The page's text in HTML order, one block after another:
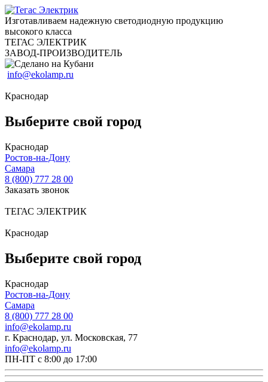
Изготавливаем надежную светодиодную продукцию
высокого класса
ТЕГАС ЭЛЕКТРИК
ЗАВОД-ПРОИЗВОДИТЕЛЬ
info@ekolamp.ru
Краснодар
Выберите свой город
Краснодар
Ростов-на-Дону
Самара
8 (800) 777 28 00
Заказать звонок
ТЕГАС ЭЛЕКТРИК
Краснодар
Выберите свой город
Краснодар
Ростов-на-Дону
Самара
8 (800) 777 28 00
info@ekolamp.ru
г. Краснодар, ул. Московская, 77
info@ekolamp.ru
ПН-ПТ с 8:00 до 17:00